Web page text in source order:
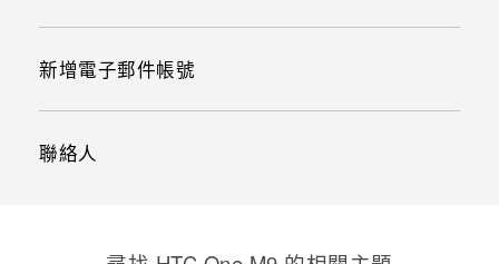
新增電子郵件帳號
聯絡人